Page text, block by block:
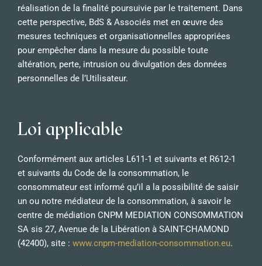
réalisation de la finalité poursuivie par le traitement. Dans
cette perspective, BdS & Associés met en œuvre des
mesures techniques et organisationnelles appropriées
pour empêcher dans la mesure du possible toute
altération, perte, intrusion ou divulgation des données
personnelles de l’Utilisateur.
Loi applicable
Conformément aux articles L611-1 et suivants et R612-1
et suivants du Code de la consommation, le
consommateur est informé qu’il a la possibilité de saisir
un ou notre médiateur de la consommation, à savoir le
centre de médiation CNPM MEDIATION CONSOMMATION
SA sis 27, Avenue de la Libération à SAINT-CHAMOND
(42400), site : www.cnpm-mediation-consommation.eu.